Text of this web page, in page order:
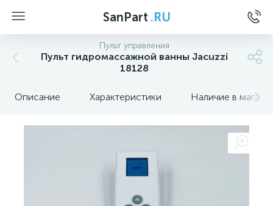
SanPart .RU
Пульт управления
Пульт гидромассажной ванны Jacuzzi
18128
Описание Характеристики Наличие в